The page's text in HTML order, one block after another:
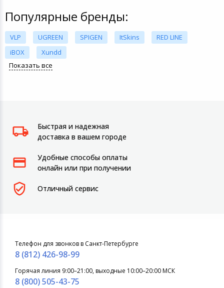
Популярные бренды:
VLP UGREEN SPIGEN ItSkins
RED LINE
iBOX
Xundd
Показать все
Быстрая и надежная
доставка в вашем городе
Удобные способы оплаты
онлайн или при получении
Отличный сервис
Телефон для звонков в Санкт-Петербурге
8 (812) 426-98-99
Горячая линия 9:00–21:00, выходные 10:00–20:00 МСК
8 (800) 505-43-75